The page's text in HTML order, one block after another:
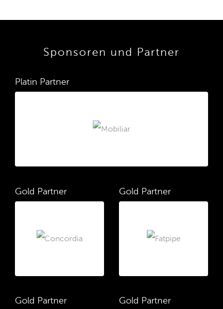
Sponsoren und Partner
Platin Partner
Gold Partner Gold Partner
Gold Partner Gold Partner